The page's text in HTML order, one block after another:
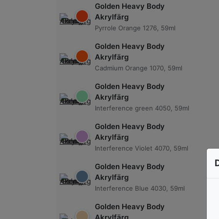
Golden Heavy Body
Akrylfärg
Pyrrole Orange 1276, 59ml
Golden Heavy Body
Akrylfärg
Cadmium Orange 1070, 59ml
Golden Heavy Body
Akrylfärg
Interference green 4050, 59ml
Golden Heavy Body
Akrylfärg
Interference Violet 4070, 59ml
Golden Heavy Body
Akrylfärg
Interference Blue 4030, 59ml
Golden Heavy Body